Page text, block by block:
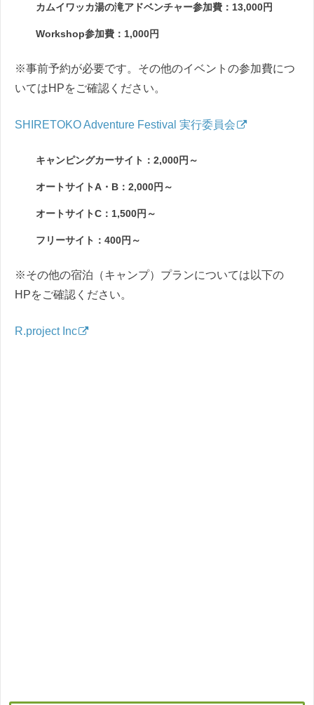
カムイワッカ湯の滝アドベンチャー参加費：13,000円
Workshop参加費：1,000円
※事前予約が必要です。その他のイベントの参加費につ
いてはHPをご確認ください。
SHIRETOKO Adventure Festival 実行委員会
キャンピングカーサイト：2,000円～
オートサイトA・B：2,000円～
オートサイトC：1,500円～
フリーサイト：400円～
※その他の宿泊（キャンプ）プランについては以下の
HPをご確認ください。
R.project Inc